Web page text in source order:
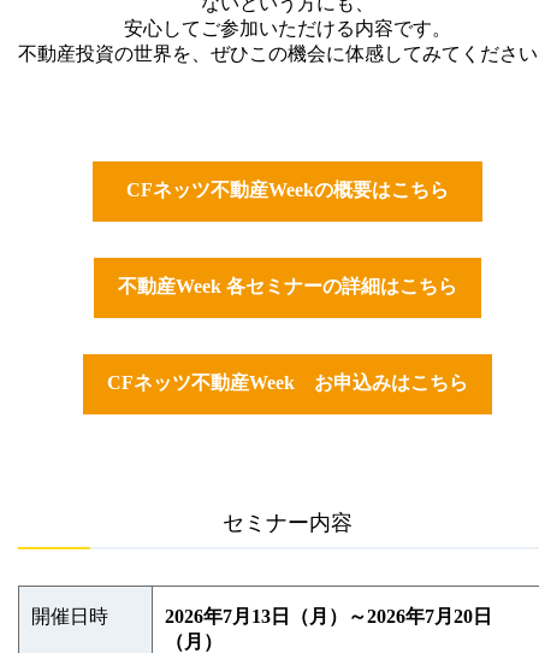
安心してご参加いただける内容です。
不動産投資の世界を、ぜひこの機会に体感してみてくださ
CFネッツ不動産Weekの概要はこちら
不動産Week 各セミナーの詳細はこちら
CFネッツ不動産Week お申込みはこちら
セミナー内容
開催日時
2026年7月13日（月）～2026年7月20日
（月）